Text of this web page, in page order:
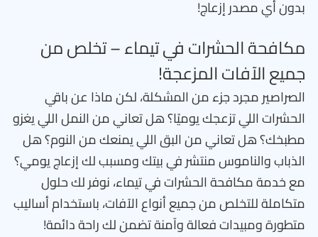
بدون أي مصدر إزعاج!
مكافحة الحشرات في تيماء – تخلص من
جميع الآفات المزعجة!
الصراصير مجرد جزء من المشكلة، لكن ماذا عن باقي
الحشرات اللي تزعجك يوميًا؟ هل تعاني من النمل اللي يغزو
مطبخك؟ هل تعاني من البق اللي يمنعك من النوم؟ هل
الذباب والناموس منتشر في بيتك ومسبب لك إزعاج يومي؟
مع خدمة مكافحة الحشرات في تيماء، نوفر لك حلول
متكاملة للتخلص من جميع أنواع الآفات، باستخدام أساليب
متطورة ومبيدات فعالة وآمنة تضمن لك راحة دائمة!